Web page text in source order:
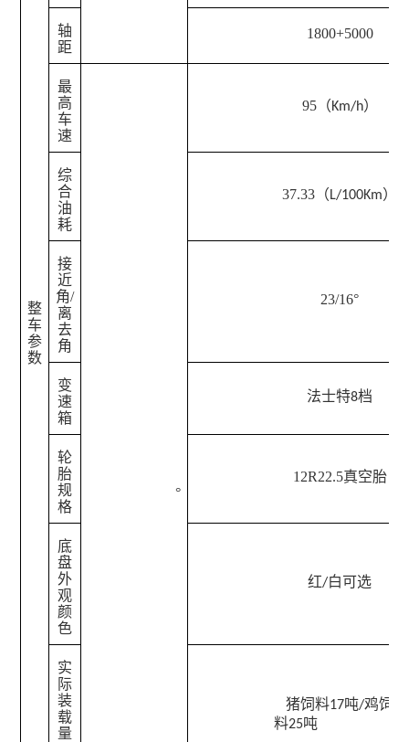
整
车
参
数
轴
距
1800+5000
最
高
车
速
°
95（Km/h）
综
合
油
耗
37.33（L/100Km）
接
近
角/
离
去
角
23/16°
变
速
箱
法士特8档
轮
胎
规
格
12R22.5真空胎
底
盘
外
观
颜
色
红/白可选
实
际
装
载
量
猪饲料17吨/鸡饲
料25吨